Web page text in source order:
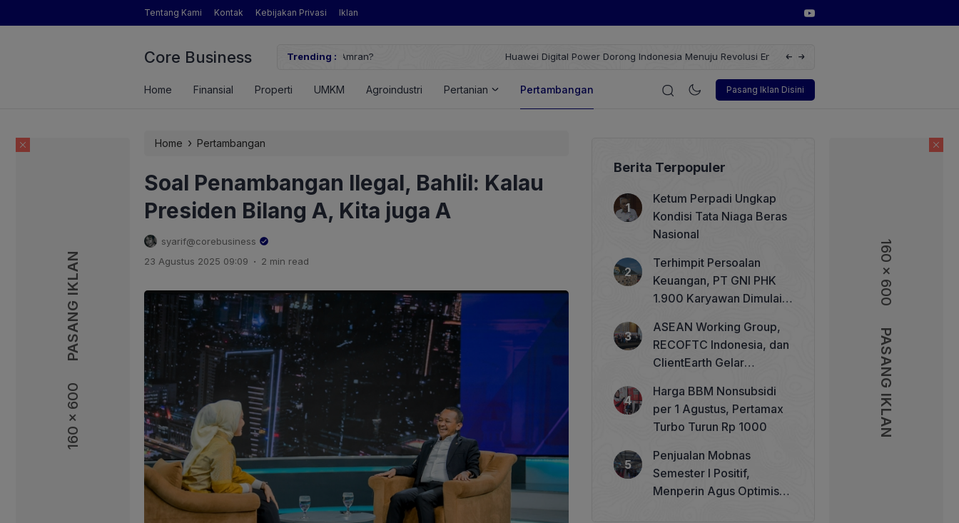
160 x 600
PASANG IKLAN 160 x 600
PASANG IKLAN
Tentang Kami Kontak Kebijakan Privasi Iklan
Core Business Trending :
Pertanian yang Dimaksud Mentan Amran?
Huawei Digital Power Dorong Indonesia Menuju Revolusi Energi Terbarukan dengan Solusi
Wakil Direktur Utama PT Pelindo,
Pasang Iklan Disini
Home Finansial Properti UMKM Agroindustri Pertanian Pertambangan Korporasi Teknologi Otomotif
160 x 600
PASANG IKLAN
Home › Pertambangan
Soal Penambangan Ilegal, Bahlil: Kalau
Presiden Bilang A, Kita juga A
syarif@corebusiness
23 Agustus 2025 09:09 . 2 min read
Berita Terpopuler
Ketum Perpadi Ungkap
Kondisi Tata Niaga Beras
Nasional
Terhimpit Persoalan
Keuangan, PT GNI PHK
1.900 Karyawan Dimulai 5
ASEAN Working Group,
RECOFTC Indonesia, dan
ClientEarth Gelar
Memperkuat Tata Kelola
Perhutanan Sosial
Harga BBM Nonsubsidi
per 1 Agustus, Pertamax
Turbo Turun Rp 1000
Penjualan Mobnas
Semester I Positif,
Menperin Agus Optimistis